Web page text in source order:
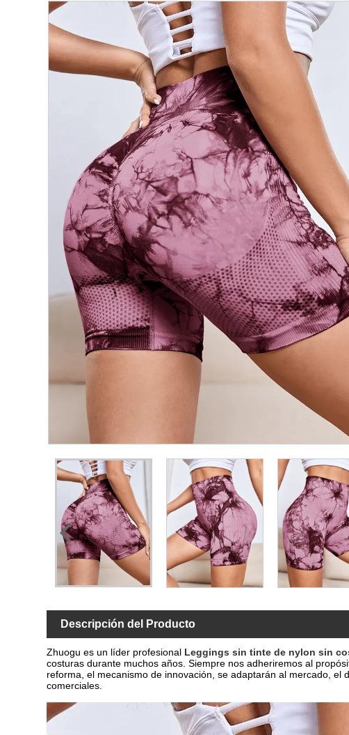
Descripción del Producto
Zhuogu es un líder profesional Leggings sin tinte de nylon sin
costuras durante muchos años. Siempre nos adheriremos al
reforma, el mecanismo de innovación, se adaptarán al mercado,
comerciales.